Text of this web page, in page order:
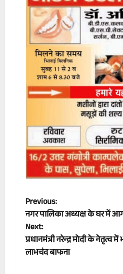
P
o
s
Previous:
नगर पालिका अध्यक्ष के घर में
Next:
प्रधानमंत्री नरेन्द्र मोदी के नेतृत्व
लाभचंद बाफना